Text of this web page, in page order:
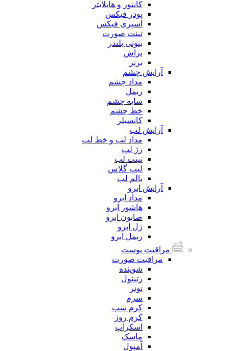
کانتور و هایلایتر
پودر فیکس
اسپری فیکس
تینت صورت
بیوتی بلندر
براش
برنز
آرایش چشم
مداد چشم
ریمل
سایه چشم
خط چشم
کانسیلر
آرایش لب
مداد لب و خط لب
رژ لب
تینت لب
لیپ گلاس
بالم لب
آرایش ابرو
مداد ابرو
هاشور ابرو
صابون ابرو
ژل ابرو
ریمل ابرو
مراقبت پوست
مراقبت صورت
شوینده
رتینول
تونر
سرم
کرم شب
کرم روز
اسکراپ
ماسک
آمپول